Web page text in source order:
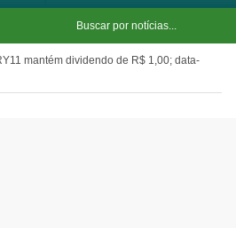
mantém dividendo de R$ 1,00; data-